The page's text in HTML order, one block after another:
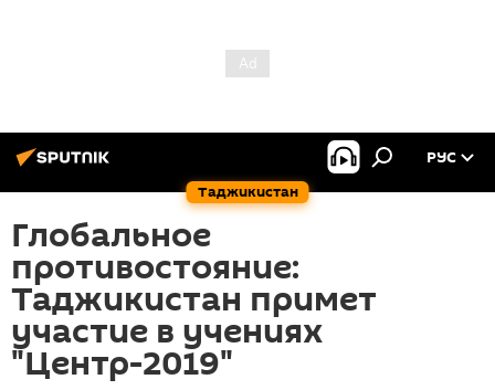
Таджикистан
РУС
Глобальное
противостояние:
Таджикистан примет
участие в учениях
"Центр-2019"